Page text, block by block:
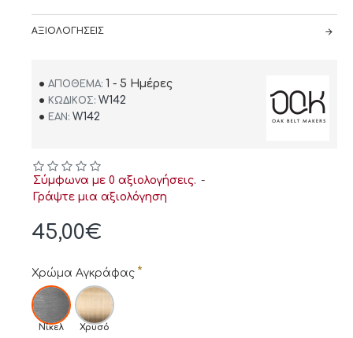
ΑΞΙΟΛΟΓΉΣΕΙΣ
ΑΠΌΘΕΜΑ: 1 - 5 Ημέρες
ΚΩΔΙΚΌΣ: W142
EAN: W142
Σύμφωνα με 0 αξιολογήσεις. -
Γράψτε μια αξιολόγηση
45,00€
Χρώμα Αγκράφας
Νίκελ Χρυσό